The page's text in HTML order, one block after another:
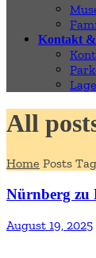
Kontakt
Lage
All
Home Posts
Nürnberg zu
August 19, 2025